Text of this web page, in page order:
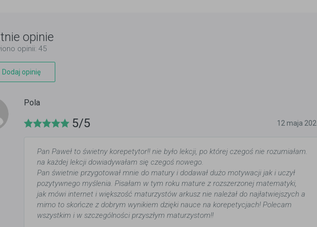
opinie
opinii: 45
Dodaj opinię
Pola
5/5 12 maja
Pan Paweł to świetny korepetytor!! nie było lekcji, po której czegoś nie rozumiałam.
na każdej lekcji dowiadywałam się czegoś nowego.
Pan świetnie przygotował mnie do matury i dodawał dużo motywacji jak i uczył
pozytywnego myślenia. Pisałam w tym roku mature z rozszerzonej matematyki,
jak mówi internet i większość maturzystów arkusz nie należał do najłatwiejszych a
mimo to skończe z dobrym wynikiem dzięki nauce na korepetycjach! Polecam
wszystkim i w szczególności przyszłym maturzystom!!